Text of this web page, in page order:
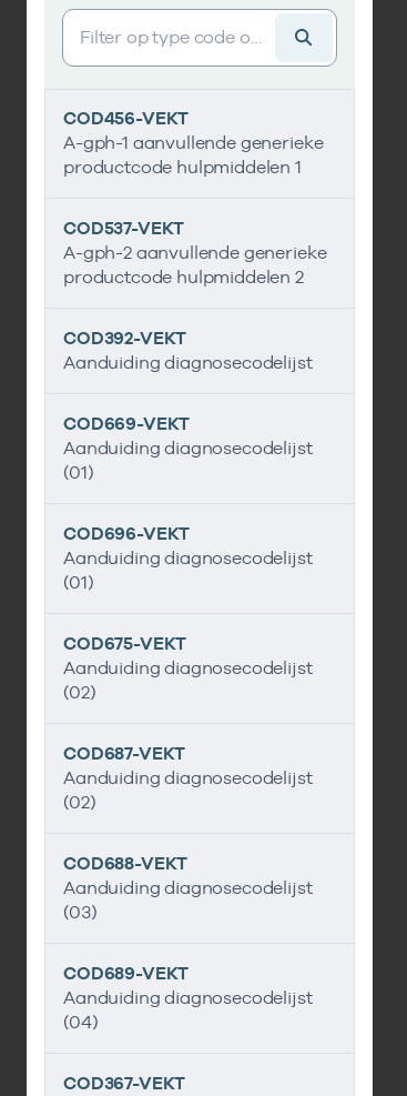
Vind gegevens&shy;element
COD456-VEKT
A-gph-1 aanvullende generieke
productcode hulpmiddelen 1
COD537-VEKT
A-gph-2 aanvullende generieke
productcode hulpmiddelen 2
COD392-VEKT
Aanduiding diagnosecodelijst
COD669-VEKT
Aanduiding diagnosecodelijst
(01)
COD696-VEKT
Aanduiding diagnosecodelijst
(01)
COD675-VEKT
Aanduiding diagnosecodelijst
(02)
COD687-VEKT
Aanduiding diagnosecodelijst
(02)
COD688-VEKT
Aanduiding diagnosecodelijst
(03)
COD689-VEKT
Aanduiding diagnosecodelijst
(04)
COD367-VEKT